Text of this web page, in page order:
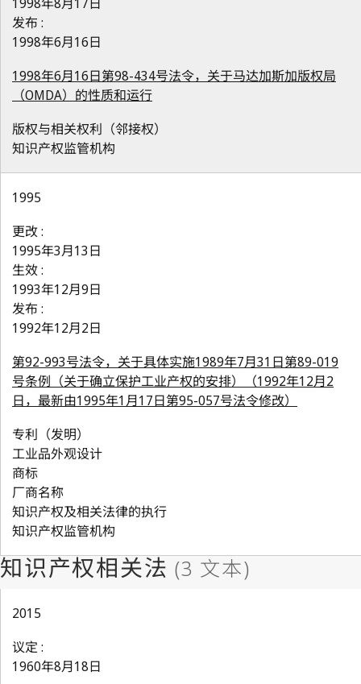
发布 :
1998年6月16日
1998年6月16日第98-434号法令，关于马达加斯加版权局
（OMDA）的性质和运行
版权与相关权利（邻接权）
知识产权监管机构
1995
更改 :
1995年3月13日
生效 :
1993年12月9日
发布 :
1992年12月2日
第92-993号法令，关于具体实施1989年7月31日第89-019
号条例（关于确立保护工业产权的安排）（1992年12月2
日，最新由1995年1月17日第95-057号法令修改）
专利（发明）
工业品外观设计
商标
厂商名称
知识产权及相关法律的执行
知识产权监管机构
2015
议定 :
1960年8月18日